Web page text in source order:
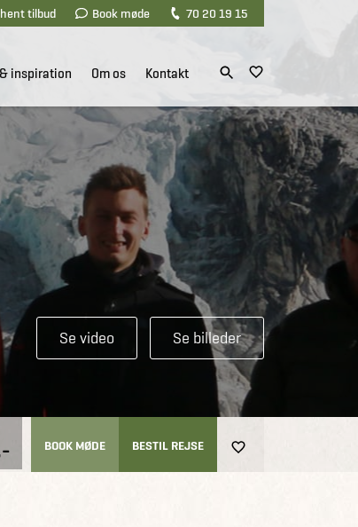
tilbud Book møde 70 20 19 15
inspiration Om os Kontakt
Se video Se billeder
BOOK MØDE BESTIL REJSE